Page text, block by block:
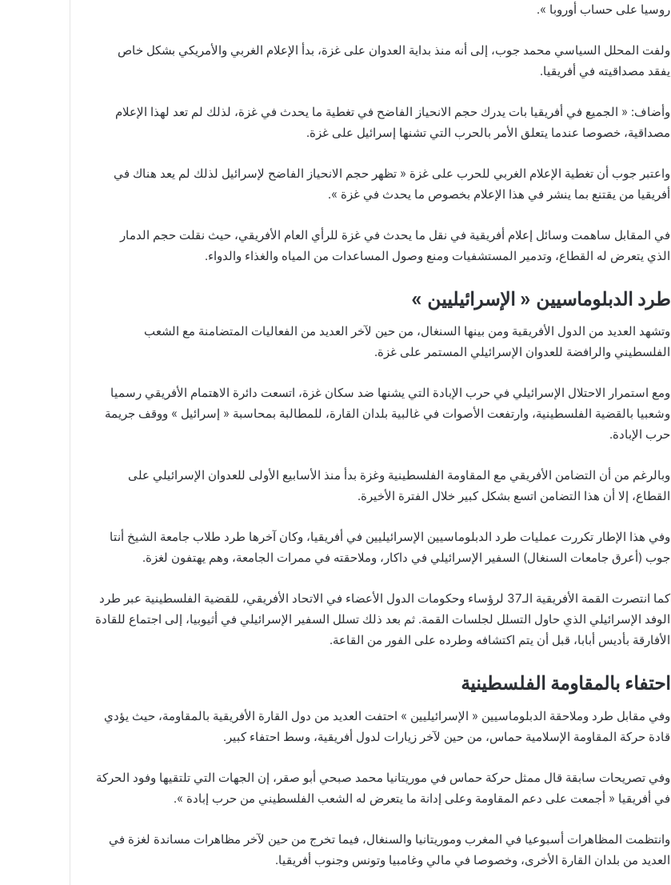
روسيا على حساب أوروبا ».
ولفت المحلل السياسي محمد جوب، إلى أنه منذ بداية العدوان على غزة، بدأ الإعلام الغربي والأمريكي بشكل خاص
يفقد مصداقيته في أفريقيا.
وأضاف: « الجميع في أفريقيا بات يدرك حجم الانحياز الفاضح في تغطية ما يحدث في غزة، لذلك لم تعد لهذا الإعلام
مصداقية، خصوصا عندما يتعلق الأمر بالحرب التي تشنها إسرائيل على غزة.
واعتبر جوب أن تغطية الإعلام الغربي للحرب على غزة « تظهر حجم الانحياز الفاضح لإسرائيل لذلك لم يعد هناك في
أفريقيا من يقتنع بما ينشر في هذا الإعلام بخصوص ما يحدث في غزة ».
في المقابل ساهمت وسائل إعلام أفريقية في نقل ما يحدث في غزة للرأي العام الأفريقي، حيث نقلت حجم الدمار
الذي يتعرض له القطاع، وتدمير المستشفيات ومنع وصول المساعدات من المياه والغذاء والدواء.
طرد الدبلوماسيين « الإسرائيليين »
وتشهد العديد من الدول الأفريقية ومن بينها السنغال، من حين لآخر العديد من الفعاليات المتضامنة مع الشعب
الفلسطيني والرافضة للعدوان الإسرائيلي المستمر على غزة.
ومع استمرار الاحتلال الإسرائيلي في حرب الإبادة التي يشنها ضد سكان غزة، اتسعت دائرة الاهتمام الأفريقي رسميا
وشعبيا بالقضية الفلسطينية، وارتفعت الأصوات في غالبية بلدان القارة، للمطالبة بمحاسبة « إسرائيل » ووقف جريمة
حرب الإبادة.
وبالرغم من أن التضامن الأفريقي مع المقاومة الفلسطينية وغزة بدأ منذ الأسابيع الأولى للعدوان الإسرائيلي على
القطاع، إلا أن هذا التضامن اتسع بشكل كبير خلال الفترة الأخيرة.
وفي هذا الإطار تكررت عمليات طرد الدبلوماسيين الإسرائيليين في أفريقيا، وكان آخرها طرد طلاب جامعة الشيخ أنتا
جوب (أعرق جامعات السنغال) السفير الإسرائيلي في داكار، وملاحقته في ممرات الجامعة، وهم يهتفون لغزة.
كما انتصرت القمة الأفريقية الـ37 لرؤساء وحكومات الدول الأعضاء في الاتحاد الأفريقي، للقضية الفلسطينية عبر طرد
الوفد الإسرائيلي الذي حاول التسلل لجلسات القمة. ثم بعد ذلك تسلل السفير الإسرائيلي في أثيوبيا، إلى اجتماع للقادة
الأفارقة بأديس أبابا، قبل أن يتم اكتشافه وطرده على الفور من القاعة.
احتفاء بالمقاومة الفلسطينية
وفي مقابل طرد وملاحقة الدبلوماسيين « الإسرائيليين » احتفت العديد من دول القارة الأفريقية بالمقاومة، حيث يؤدي
قادة حركة المقاومة الإسلامية حماس، من حين لآخر زيارات لدول أفريقية، وسط احتفاء كبير.
وفي تصريحات سابقة قال ممثل حركة حماس في موريتانيا محمد صبحي أبو صقر، إن الجهات التي تلتقيها وفود الحركة
في أفريقيا « أجمعت على دعم المقاومة وعلى إدانة ما يتعرض له الشعب الفلسطيني من حرب إبادة ».
وانتظمت المظاهرات أسبوعيا في المغرب وموريتانيا والسنغال، فيما تخرج من حين لآخر مظاهرات مساندة لغزة في
العديد من بلدان القارة الأخرى، وخصوصا في مالي وغامبيا وتونس وجنوب أفريقيا.